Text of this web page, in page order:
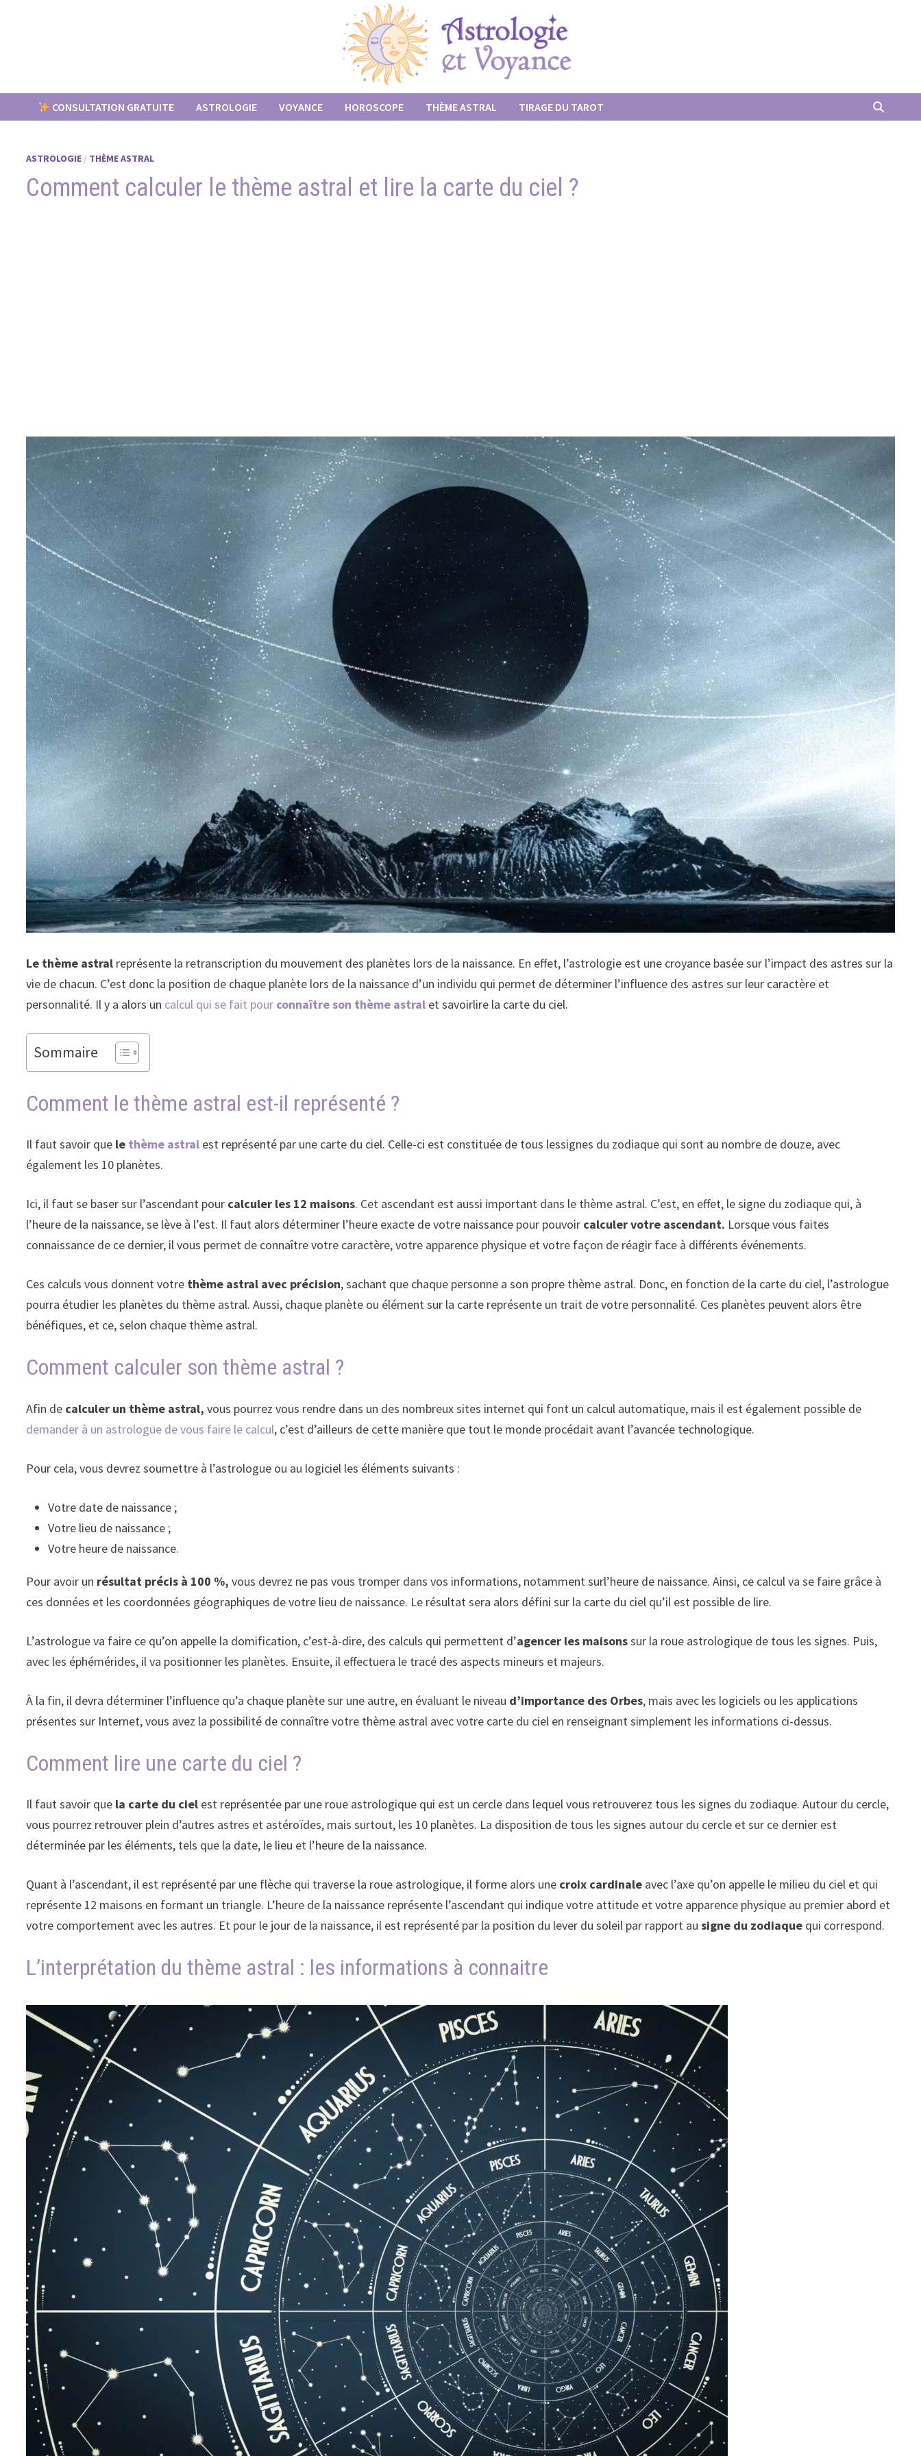
CONSULTATION GRATUITE ASTROLOGIE VOYANCE HOROSCOPE THÈME ASTRAL TIRAGE DU TAROT
ASTROLOGIE / THÈME ASTRAL
Comment calculer le thème astral et lire la carte du ciel ?
Le thème astral représente la retranscription du mouvement des planètes lors de la naissance. En effet, l’astrologie est une croyance basée sur l’impact des astres sur la
vie de chacun. C’est donc la position de chaque planète lors de la naissance d’un individu qui permet de déterminer l’influence des astres sur leur caractère et
personnalité. Il y a alors un calcul qui se fait pour connaître son thème astral et savoirlire la carte du ciel.
Sommaire
Comment le thème astral est-il représenté ?
Il faut savoir que le thème astral est représenté par une carte du ciel. Celle-ci est constituée de tous lessignes du zodiaque qui sont au nombre de douze, avec
également les 10 planètes.
Ici, il faut se baser sur l’ascendant pour calculer les 12 maisons. Cet ascendant est aussi important dans le thème astral. C’est, en effet, le signe du zodiaque qui, à
l’heure de la naissance, se lève à l’est. Il faut alors déterminer l’heure exacte de votre naissance pour pouvoir calculer votre ascendant. Lorsque vous faites
connaissance de ce dernier, il vous permet de connaître votre caractère, votre apparence physique et votre façon de réagir face à différents événements.
Ces calculs vous donnent votre thème astral avec précision, sachant que chaque personne a son propre thème astral. Donc, en fonction de la carte du ciel, l’astrologue
pourra étudier les planètes du thème astral. Aussi, chaque planète ou élément sur la carte représente un trait de votre personnalité. Ces planètes peuvent alors être
bénéfiques, et ce, selon chaque thème astral.
Comment calculer son thème astral ?
Afin de calculer un thème astral, vous pourrez vous rendre dans un des nombreux sites internet qui font un calcul automatique, mais il est également possible de
demander à un astrologue de vous faire le calcul, c’est d’ailleurs de cette manière que tout le monde procédait avant l’avancée technologique.
Pour cela, vous devrez soumettre à l’astrologue ou au logiciel les éléments suivants :
Votre date de naissance ;
Votre lieu de naissance ;
Votre heure de naissance.
Pour avoir un résultat précis à 100 %, vous devrez ne pas vous tromper dans vos informations, notamment surl’heure de naissance. Ainsi, ce calcul va se faire grâce à
ces données et les coordonnées géographiques de votre lieu de naissance. Le résultat sera alors défini sur la carte du ciel qu’il est possible de lire.
L’astrologue va faire ce qu’on appelle la domification, c’est-à-dire, des calculs qui permettent d’agencer les maisonssur la roue astrologique de tous les signes. Puis,
avec les éphémérides, il va positionner les planètes. Ensuite, il effectuera le tracé des aspects mineurs et majeurs.
À la fin, il devra déterminer l’influence qu’a chaque planète sur une autre, en évaluant le niveau d’importance des Orbes, mais avec les logiciels ou les applications
présentes sur Internet, vous avez la possibilité de connaître votre thème astral avec votre carte du ciel en renseignant simplement les informations ci-dessus.
Comment lire une carte du ciel ?
Il faut savoir que la carte du ciel est représentée par une roue astrologique qui est un cercle dans lequel vous retrouverez tous les signes du zodiaque. Autour du cercle,
vous pourrez retrouver plein d’autres astres et astéroïdes, mais surtout, les 10 planètes. La disposition de tous les signes autour du cercle et sur ce dernier est
déterminée par les éléments, tels que la date, le lieu et l’heure de la naissance.
Quant à l’ascendant, il est représenté par une flèche qui traverse la roue astrologique, il forme alors une croix cardinale avec l’axe qu’on appelle le milieu du ciel et qui
représente 12 maisons en formant un triangle. L’heure de la naissance représente l’ascendant qui indique votre attitude et votre apparence physique au premier abord et
votre comportement avec les autres. Et pour le jour de la naissance, il est représenté par la position du lever du soleil par rapport au signe du zodiaque qui correspond.
L’interprétation du thème astral : les informations à connaitre